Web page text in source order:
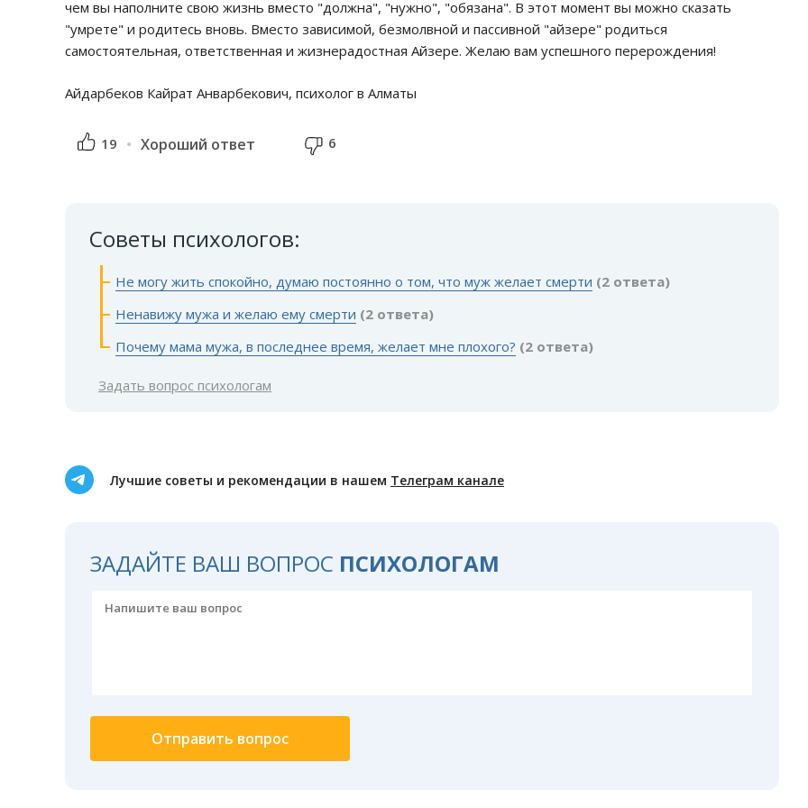
чем вы наполните свою жизнь вместо "должна", "нужно", "обязана". В этот момент вы можно сказать
"умрете" и родитесь вновь. Вместо зависимой, безмолвной и пассивной "айзере" родиться
самостоятельная, ответственная и жизнерадостная Айзере. Желаю вам успешного перерождения!
Айдарбеков Кайрат Анварбекович, психолог в Алматы
19 Хороший ответ 6
Советы психологов:
Не могу жить спокойно, думаю постоянно о том, что муж желает смерти (2 ответа)
Ненавижу мужа и желаю ему смерти (2 ответа)
Почему мама мужа, в последнее время, желает мне плохого? (2 ответа)
Задать вопрос психологам
Лучшие советы и рекомендации в нашем Телеграм канале
ЗАДАЙТЕ ВАШ ВОПРОС ПСИХОЛОГАМ